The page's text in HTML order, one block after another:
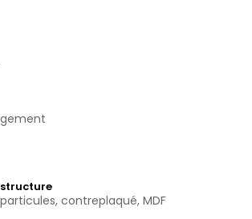
contreplaqué, MDF